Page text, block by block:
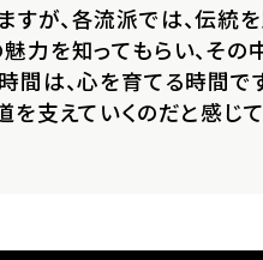
が、各流派では、伝統
力を知ってもらい、そ
は、心を育てる時間で
支えていくのだと感じて